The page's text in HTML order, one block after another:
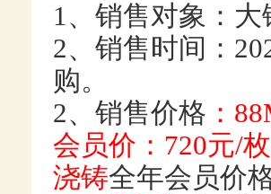
1、销售对象：
2、销售时间：
购。
2、销售价格 ：
会员价：720元/枚
浇铸全年会员价